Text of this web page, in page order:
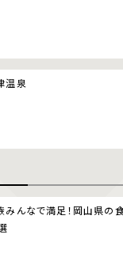
温泉
みんなで満足！岡山県の